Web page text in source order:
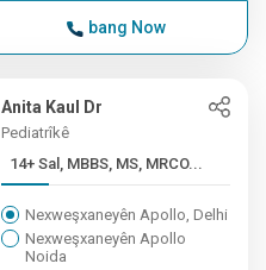
bang Now
Anita Kaul Dr
Pediatrîkê
14+ Sal, MBBS, MS, MRCO...
Nexweşxaneyên Apollo, Delhi
Nexweşxaneyên Apollo
Noida